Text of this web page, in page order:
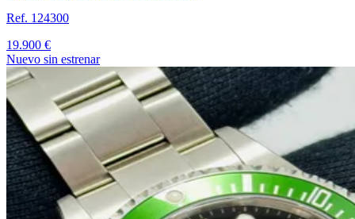
Ref. 124300
19.900 €
Nuevo sin estrenar